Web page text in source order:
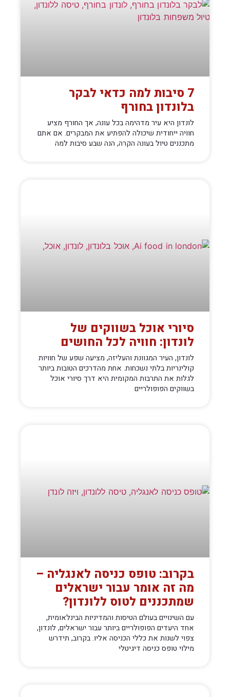
7 סיבות למה כדאי לבקר
בלונדון בחורף
לונדון היא עיר מדהימה בכל עונה, אך החורף מציע
חוויה ייחודית שיכולה להפתיע את המבקרים. אם אתם
מתכננים טיול בעונה הקרה, הנה שבע סיבות למה
סיורי אוכל בשווקים של
לונדון: חוויה לכל החושים
לונדון, העיר המגוונת והעליזה, מציעה שפע של חוויות
קולינריות בלתי נשכחות. אחת מהדרכים הטובות ביותר
לגלות את התרבות המקומית היא דרך סיורי אוכל
בשווקים הפופולריים
בקרוב: טופס כניסה לאנגליה –
מה זה אומר עבור ישראלים
שמתכננים לטוס ללונדון?
עם השינויים בעולם הטיסות והמדיניות הבינלאומית,
אחד היעדים הפופולריים ביותר עבור ישראלים, לונדון,
צפוי לשנות את כללי הכניסה אליו. בקרוב, תידרש
מילוי טופס כניסה דיגיטלי